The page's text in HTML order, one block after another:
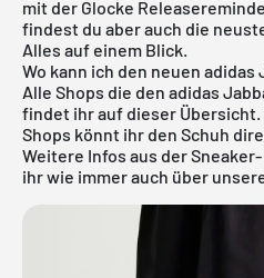
mit der Glocke
findest du aber auch die
Alles auf einem Blick.
Wo kann ich den neuen adidas
Alle Shops die den adidas
findet ihr auf dieser
Shops könnt ihr den Schuh
Weitere Infos aus derSneaker
ihr wie immer auch über